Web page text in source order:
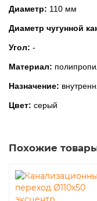
Диаметр: 110 мм
Диаметр чугунной
Угол: -
Материал:
Назначение:
Цвет: серый
Похожие